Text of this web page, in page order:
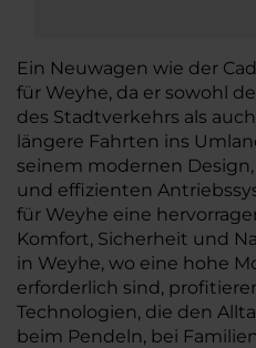
Ein Neuwagen wie der
für Weyhe, da er sowohl
des Stadtverkehrs als
längere Fahrten ins
seinem modernen
und effizienten
für Weyhe eine
Komfort, Sicherheit und
in Weyhe, wo eine hohe
erforderlich sind,
Technologien, die den
beim Pendeln, bei